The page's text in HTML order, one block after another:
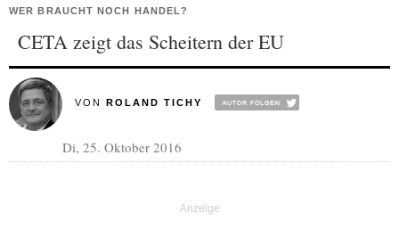
WER BRAUCHT NOCH HANDEL?
CETA zeigt das Scheitern der EU
VON ROLAND TICHY
Di, 25. Oktober 2016